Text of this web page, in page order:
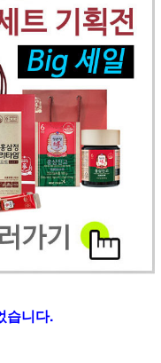
습니다.